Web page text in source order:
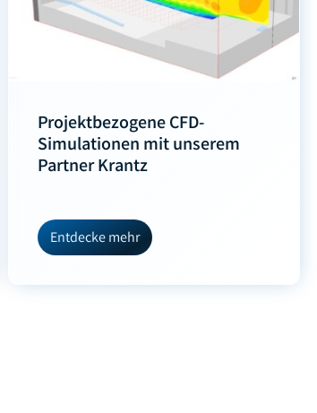
Projektbezogene CFD-
Simulationen mit unserem
Partner Krantz
Entdecke mehr